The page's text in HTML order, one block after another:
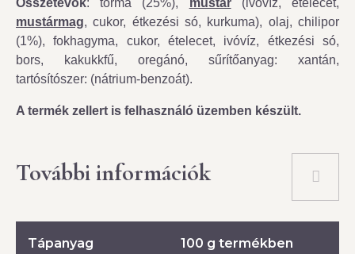
Összetevők: torma (25%), mustár(ivóvíz, ételecet,
mustármag, cukor, étkezési só, kurkuma), olaj, chilipor
(1%), fokhagyma, cukor, ételecet, ivóvíz, étkezési só,
bors, kakukkfű, oregánó, sűrítőanyag: xantán,
tartósítószer: (nátrium-benzoát).
A termék zellert is felhasználó üzemben készült.
További információk
Tápanyag 100 g termékben